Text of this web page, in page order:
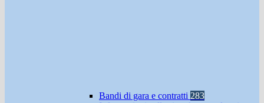
Bandi di gara e contratti 283